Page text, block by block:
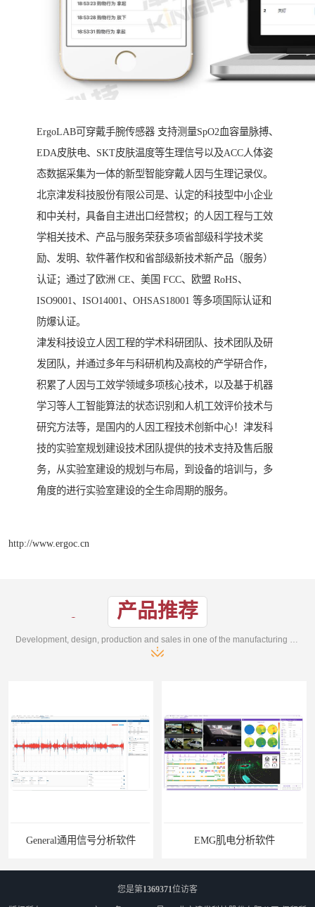
ErgoLAB可穿戴手腕传感器 支持测量SpO2血容量脉搏、
EDA皮肤电、SKT皮肤温度等生理信号以及ACC人体姿
态数据采集为一体的新型智能穿戴人因与生理记录仪。
北京津发科技股份有限公司是、认定的科技型中小企业
和中关村，具备自主进出口经营权；的人因工程与工效
学相关技术、产品与服务荣获多项省部级科学技术奖
励、发明、软件著作权和省部级新技术新产品（服务）
认证；通过了欧洲 CE、美国 FCC、欧盟 RoHS、
ISO9001、ISO14001、OHSAS18001 等多项国际认证和
防爆认证。
津发科技设立人因工程的学术科研团队、技术团队及研
发团队，并通过多年与科研机构及高校的产学研合作，
积累了人因与工效学领域多项核心技术，以及基于机器
学习等人工智能算法的状态识别和人机工效评价技术与
研究方法等，是国内的人因工程技术创新中心！津发科
技的实验室规划建设技术团队提供的技术支持及售后服
务，从实验室建设的规划与布局，到设备的培训与，多
角度的进行实验室建设的全生命周期的服务。
http://www.ergoc.cn
产品推荐
Development, design, production and sales in one of the manufacturing enterprises
General通用信号分析软件 EMG肌电分析软件
您是第1369371位访客